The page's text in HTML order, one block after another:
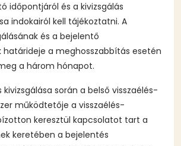
időpontjáról és a kivizsgálás
indokairól kell tájékoztatni. A
és a bejelentő
határideje a meghosszabbítás esetén
a három hónapot.
során a belső visszaélés-
működtetője a visszaélés-
keresztül kapcsolatot tart a
keretében a bejelentés